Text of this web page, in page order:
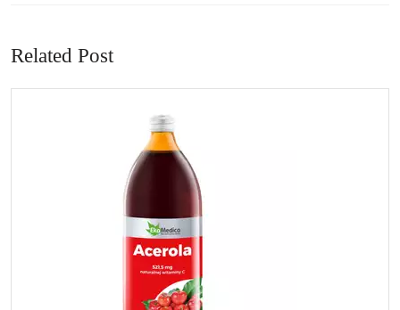
Related Post